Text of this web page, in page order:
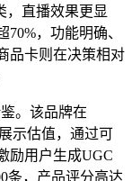
，直播效果更显
，功能明确、
品卡则在决策相对
。该品牌在
示估值，通过可
励用户生成UGC
条，产品评分高达